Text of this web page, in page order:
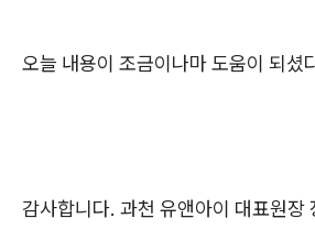
오늘 내용이 조금이나마 도움이 되셨
감사합니다. 과천 유앤아이 대표원장